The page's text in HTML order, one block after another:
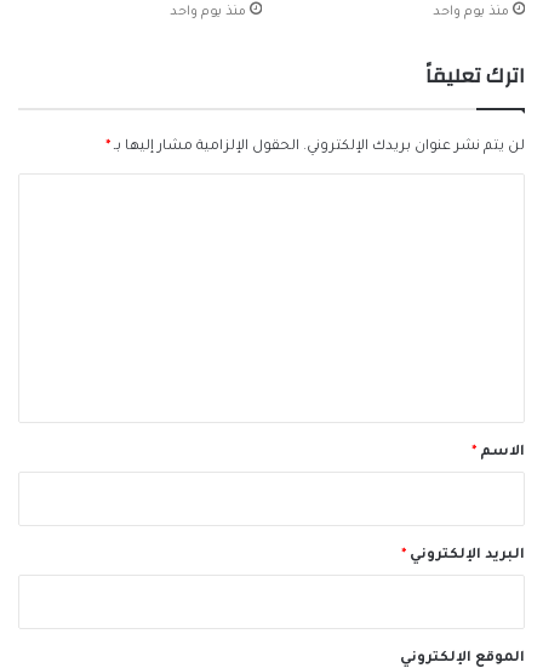
منذ يوم واحد منذ يوم واحد
اترك تعليقاً
لن يتم نشر عنوان بريدك الإلكتروني. الحقول الإلزامية مشار إليها بـ *
*الاسم *
البريد الإلكتروني *
الموقع الإلكتروني